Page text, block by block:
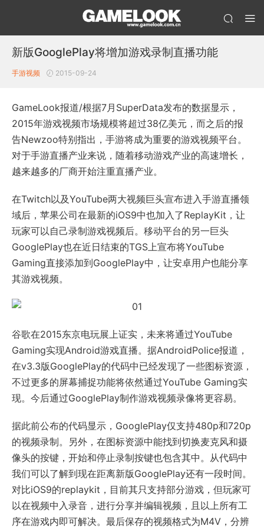
新版GooglePlay将增加游戏录制直播功能
手游视频 2015-09-24
GameLook报道/根据7月SuperData发布的数据显示，
2015年游戏视频市场规模将超过38亿美元，而之后的报
告Newzoo特别指出，手游将成为重要的游戏视频平台。
对于手游直播产业来说，随着移动游戏产业的高速增长，
越来越多的厂商开始注重直播产业。
在Twitch以及YouTube两大视频巨头宣布进入手游直播领
域后，苹果公司在最新的iOS9中也加入了ReplayKit，让
玩家可以自己录制游戏视频后。移动平台的另一巨头
GooglePlay也在近日结束的TGS上宣布将YouTube
Gaming直接添加到GooglePlay中，让安卓用户也能分享
其游戏视频。
谷歌在2015东京电玩展上证实，未来将通过YouTube
Gaming实现Android游戏直播。据AndroidPolice报道，
在v3.3版GooglePlay的代码中已经发现了一些图标资源，
不过更多的屏幕捕捉功能将依然通过YouTube Gaming实
现。今后通过GooglePlay制作游戏视频录像将更容易。
据此前公布的代码显示，GooglePlay仅支持480p和720p
的视频录制。另外，在图标资源中能找到切换麦克风和摄
像头的按键，开始和停止录制按键也包含其中。从代码中
我们可以了解到现在距离新版GooglePlay还有一段时间。
对比iOS9的replaykit，目前其只支持部分游戏，但玩家可
以在视频中入录音，进行分享并编辑视频，且以上所有工
序在游戏内即可解决。最后保存的视频格式为M4V，分辨